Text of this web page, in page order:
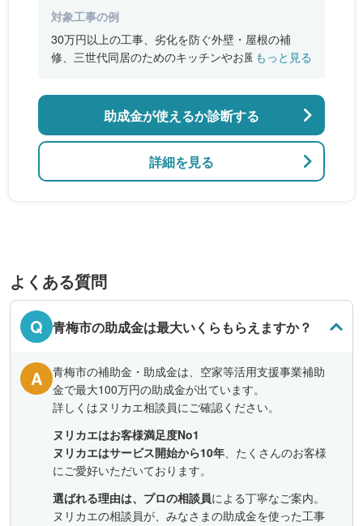
対象工事の例
30万円以上の工事、劣化を防ぐ外壁・屋根の補
修、三世代同居のためのキッチンやお風呂の増
もっと見る
詳細を見る
助成金が使えるか診断する
よくある質問
Q 青梅市の助成金は最大いくらもらえますか？
A
青梅市の補助金・助成金は、空家等活用支援事業補助
金で最大100万円の助成金が出ています。
詳しくはヌリカエ相談員にご確認ください。
ヌリカエはお客様満足度No1
ヌリカエはサービス開始から10年、たくさんのお客様
にご愛好いただいております。
選ばれる理由は、プロの相談員による丁寧なご案内。
ヌリカエの相談員が、みなさまの助成金を使った工事